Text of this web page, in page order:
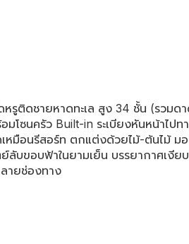
หรูติดชายหาดทะเล สูง 34 ชั้น (รวมด
ซนครัว Built-in ระเบียงหันหน้าไปท
หมือนรีสอร์ท ตกแต่งด้วยไม้-ต้นไม้ ม
ลับขอบฟ้าในยามเย็น บรรยากาศเงีย
ายช่องทาง